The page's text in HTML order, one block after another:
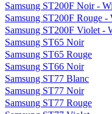
Samsung ST200F Noir -
Samsung ST200F Rouge -
Samsung ST200F Violet -
Samsung ST65 Noir
Samsung ST65 Rouge
Samsung ST66 Noir
Samsung ST77 Blanc
Samsung ST77 Noir
Samsung ST77 Rouge